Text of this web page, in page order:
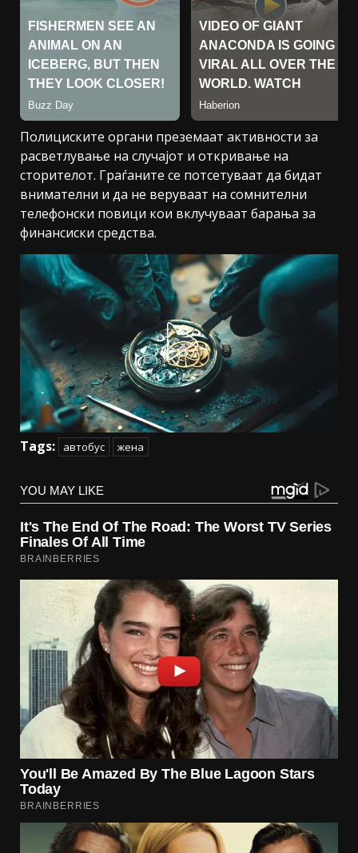
Полициските органи преземаат активности за
расветлување на случајот и откривање на
сторителот. Граѓаните се потсетуваат да бидат
внимателни и да не веруваат на сомнителни
телефонски повици кои вклучуваат барања за
финансиски средства.
Tags: автобус жена